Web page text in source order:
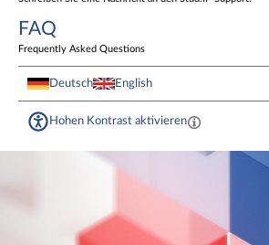
FAQ
Frequently Asked Questions
Deutsch English
Hohen Kontrast aktivieren